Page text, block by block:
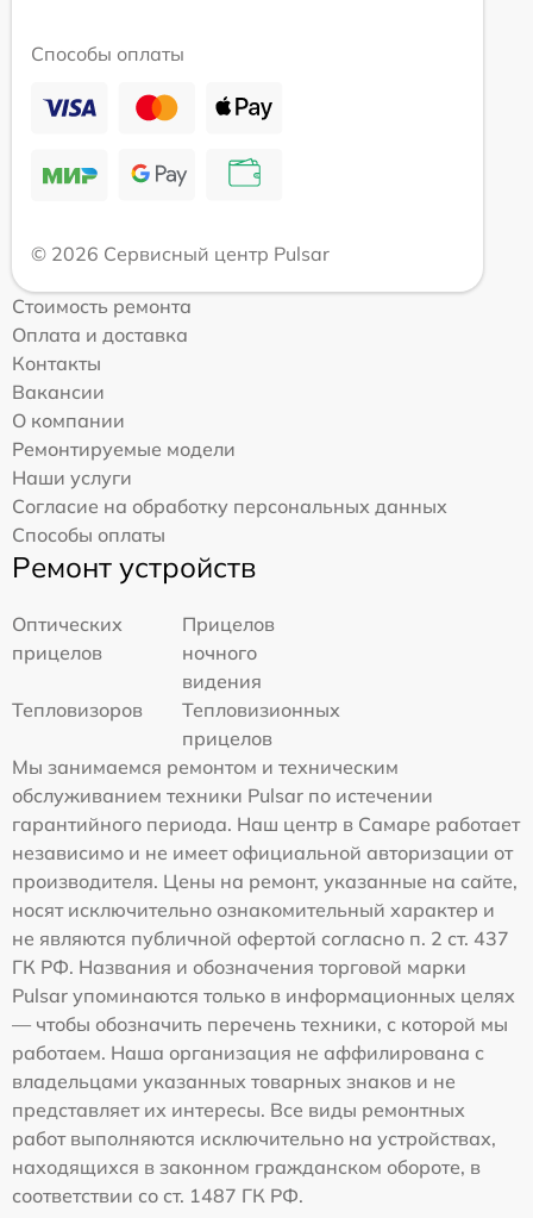
Способы оплаты
© 2026 Сервисный центр Pulsar
Стоимость ремонта
Оплата и доставка
Контакты
Вакансии
О компании
Ремонтируемые модели
Наши услуги
Согласие на обработку персональных данных
Способы оплаты
Ремонт устройств
Оптических
прицелов
Прицелов
ночного
видения
Тепловизоров
Тепловизионных
прицелов
Мы занимаемся ремонтом и техническим
обслуживанием техники Pulsar по истечении
гарантийного периода. Наш центр в Самаре работает
независимо и не имеет официальной авторизации от
производителя. Цены на ремонт, указанные на сайте,
носят исключительно ознакомительный характер и
не являются публичной офертой согласно п. 2 ст. 437
ГК РФ. Названия и обозначения торговой марки
Pulsar упоминаются только в информационных целях
— чтобы обозначить перечень техники, с которой мы
работаем. Наша организация не аффилирована с
владельцами указанных товарных знаков и не
представляет их интересы. Все виды ремонтных
работ выполняются исключительно на устройствах,
находящихся в законном гражданском обороте, в
соответствии со ст. 1487 ГК РФ.